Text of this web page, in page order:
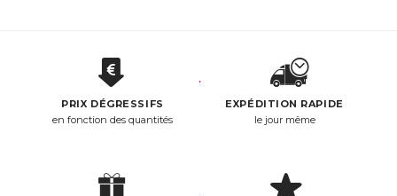
PRIX DÉGRESSIFS
en fonction des quantités
EXPÉDITION RAPIDE
le jour même